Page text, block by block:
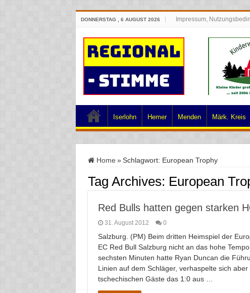
DONNERSTAG , 6 AUGUST 2026 Impressum,
Iserlohn Hemer Menden Märk. Kreis
Home » Schlagwort: European Trophy
Tag Archives: European
Red Bulls hatten gegen starken
31. August 2012 0
Salzburg. (PM) Beim dritten Heimspiel der
EC Red Bull Salzburg nicht an das hohe
sechsten Minuten hatte Ryan Duncan die
Linien auf dem Schläger, verhaspelte sich
tschechischen Gäste das 1:0 aus …